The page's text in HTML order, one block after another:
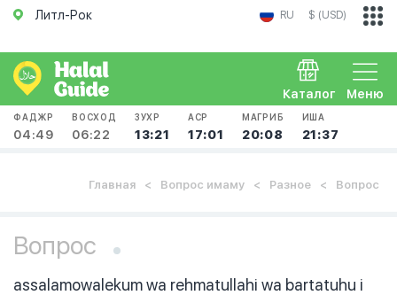
Литл-Рок RU $ (USD)
Меню
Каталог
ФАДЖР
04:49
ВОСХОД
06:22
ЗУХР
13:21
АСР
17:01
МАГРИБ
20:08
ИША
21:37
Главная Вопрос имаму Разное Вопрос
Вопрос
assalamowalekum wa rehmatullahi wa bartatuhu i